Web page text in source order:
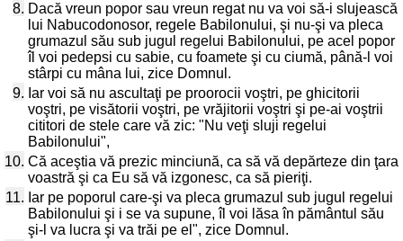
8. Dacă vreun popor sau vreun regat nu va voi să-i slujească
lui Nabucodonosor, regele Babilonului, şi nu-şi va pleca
grumazul său sub jugul regelui Babilonului, pe acel popor
îl voi pedepsi cu sabie, cu foamete şi cu ciumă, până-l voi
stârpi cu mâna lui, zice Domnul.
9. Iar voi să nu ascultaţi pe proorocii voştri, pe ghicitorii
voştri, pe visătorii voştri, pe vrăjitorii voştri şi pe-ai voştrii
cititori de stele care vă zic: "Nu veţi sluji regelui
Babilonului",
10. Că aceştia vă prezic minciună, ca să vă depărteze din ţara
voastră şi ca Eu să vă izgonesc, ca să pieriţi.
11. Iar pe poporul care-şi va pleca grumazul sub jugul regelui
Babilonului şi i se va supune, îl voi lăsa în pământul său
şi-l va lucra şi va trăi pe el", zice Domnul.